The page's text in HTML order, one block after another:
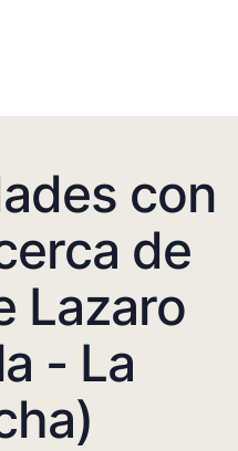
con
de
Lazaro
- La